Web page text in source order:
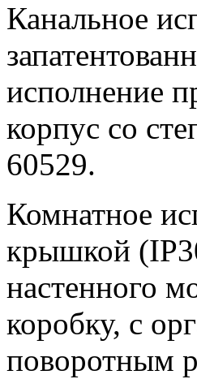
Канальное
исполнение
корпус со
60529.
Комнатное
крышкой
настенного
коробку, с
поворотным